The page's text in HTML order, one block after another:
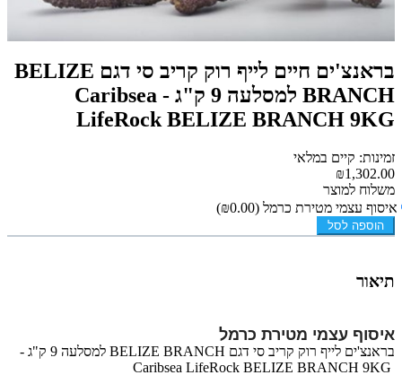
בראנצ'ים חיים לייף רוק קריב סי דגם BELIZE
BRANCH למסלעה 9 ק"ג - Caribsea
LifeRock BELIZE BRANCH 9KG
זמינות: קיים במלאי
₪1,302.00
משלוח למוצר
איסוף עצמי מטירת כרמל (₪0.00)
הוספה לסל
תיאור
איסוף עצמי מטירת כרמל
בראנצ'ים לייף רוק קריב סי דגם BELIZE BRANCH למסלעה 9 ק"ג -